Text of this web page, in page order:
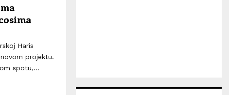
Haris
projektu.
spotu,...